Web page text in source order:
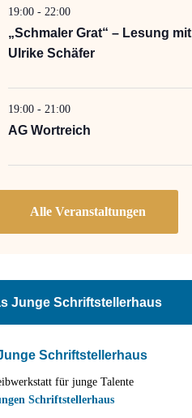
19:00 - 22:00
„Schmaler Grat“ – Lesung mit
Ulrike Schäfer
19:00 - 21:00
AG Wortreich
Junge Schriftstellerhaus
für junge Talente
Schriftstellerhaus